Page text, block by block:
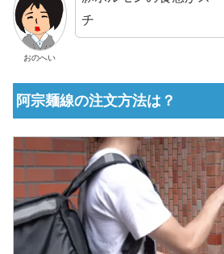
おのへい
チ
阿宗麺線の注文方法は？